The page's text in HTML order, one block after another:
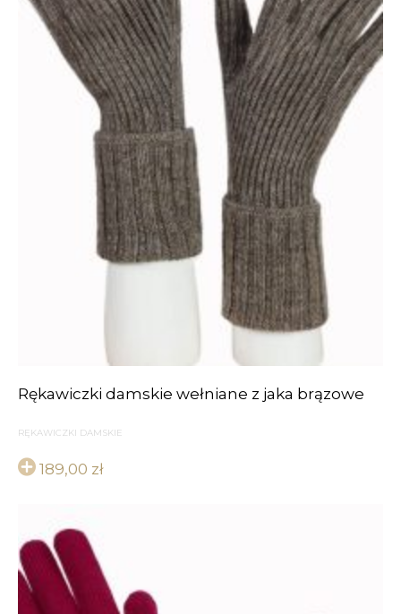
Rękawiczki damskie wełniane z jaka brązowe
RĘKAWICZKI DAMSKIE
189,00 zł